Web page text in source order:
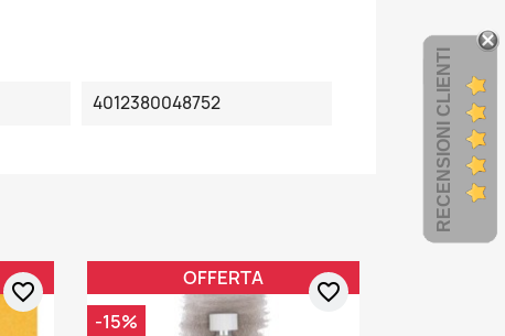
4012380048752
favorite_border
OFFERTA
-15%
favorite_border
RECENSIONI CLIENTI